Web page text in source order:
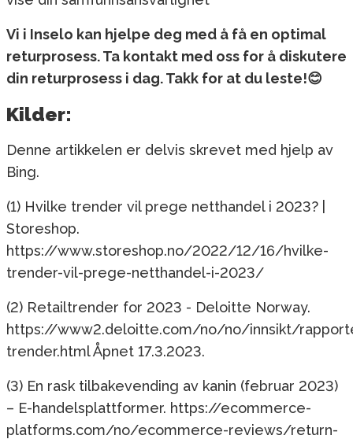
Vi i Inselo kan hjelpe deg med å få en optimal
returprosess. Ta kontakt med oss for å diskutere
din returprosess i dag. Takk for at du leste!😊
Kilder:
Denne artikkelen er delvis skrevet med hjelp av
Bing.
(1) Hvilke trender vil prege netthandel i 2023? |
Storeshop.
https://www.storeshop.no/2022/12/16/hvilke-
trender-vil-prege-netthandel-i-2023/
(2) Retailtrender for 2023 - Deloitte Norway.
https://www2.deloitte.com/no/no/innsikt/
trender.html Åpnet 17.3.2023.
(3) En rask tilbakevending av kanin (februar 2023)
– E-handelsplattformer. https://ecommerce-
platforms.com/no/ecommerce-reviews/return-